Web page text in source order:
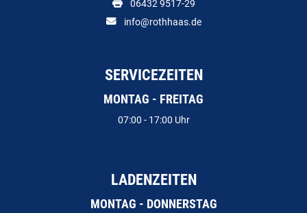
06432 9517-29
info@rothhaas.de
SERVICEZEITEN
MONTAG - FREITAG
07:00 - 17:00 Uhr
LADENZEITEN
MONTAG - DONNERSTAG